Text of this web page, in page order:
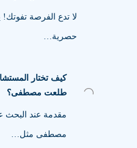
لا تدع الفرصة
حصرية…
كيف تختار
طلعت مصطفى؟
مقدمة عند
مصطفى مثل…